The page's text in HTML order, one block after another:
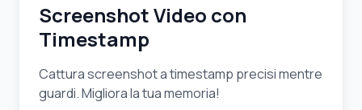
Screenshot Video con
Timestamp
Cattura screenshot a timestamp precisi mentre
guardi. Migliora la tua memoria!